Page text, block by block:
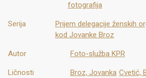
fotografija
Serija
Prijem delegacije ženskih
kod Jovanke Broz
Autor Foto-služba KPR
Ličnosti Broz, Jovanka Cvetić,